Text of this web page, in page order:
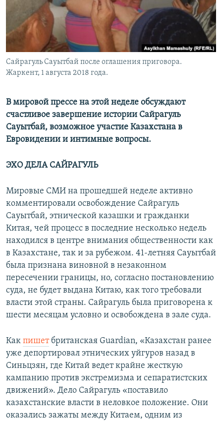
Сайрагуль Сауытбай после оглашения приговора.
Жаркент, 1 августа 2018 года.
В мировой прессе на этой неделе обсуждают
счастливое завершение истории Сайрагуль
Сауытбай, возможное участие Казахстана в
Евровидении и интимные вопросы.
ЭХО ДЕЛА САЙРАГУЛЬ
Мировые СМИ на прошедшей неделе активно
комментировали освобождение Сайрагуль
Сауытбай, этнической казашки и гражданки
Китая, чей процесс в последние несколько недель
находился в центре внимания общественности как
в Казахстане, так и за рубежом. 41-летняя Сауытбай
была признана виновной в незаконном
пересечении границы, но, согласно постановлению
суда, не будет выдана Китаю, как того требовали
власти этой страны. Сайрагуль была приговорена к
шести месяцам условно и освобождена в зале суда.
Как пишетбританская Guardian, «Казахстан ранее
уже депортировал этнических уйгуров назад в
Синьцзян, где Китай ведет крайне жесткую
кампанию против экстремизма и сепаратистских
движений». Дело Сайрагуль «поставило
казахстанские власти в неловкое положение. Они
оказались зажаты между Китаем, одним из